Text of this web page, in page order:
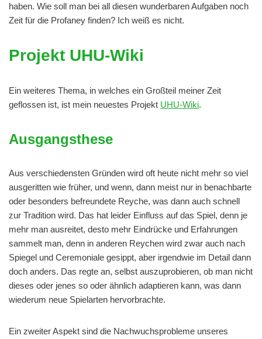
haben. Wie soll man bei all diesen wunderbaren Aufgaben noch
Zeit für die Profaney finden? Ich weiß es nicht.
Projekt UHU-Wiki
Ein weiteres Thema, in welches ein Großteil meiner Zeit
geflossen ist, ist mein neuestes Projekt UHU-Wiki.
Ausgangsthese
Aus verschiedensten Gründen wird oft heute nicht mehr so viel
ausgeritten wie früher, und wenn, dann meist nur in benachbarte
oder besonders befreundete Reyche, was dann auch schnell
zur Tradition wird. Das hat leider Einfluss auf das Spiel, denn je
mehr man ausreitet, desto mehr Eindrücke und Erfahrungen
sammelt man, denn in anderen Reychen wird zwar auch nach
Spiegel und Ceremoniale gesippt, aber irgendwie im Detail dann
doch anders. Das regte an, selbst auszuprobieren, ob man nicht
dieses oder jenes so oder ähnlich adaptieren kann, was dann
wiederum neue Spielarten hervorbrachte.
Ein zweiter Aspekt sind die Nachwuchsprobleme unseres